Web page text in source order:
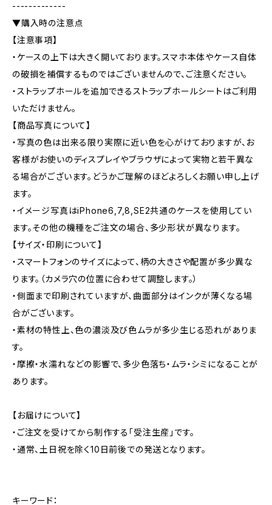
-------------
▼購入時の注意点
【注意事項】
・ケースの上下は大きく開いております。スマホ本体やケース自体
の破損を補償するものではございませんので、ご注意ください。
・ストラップホールを追加できるストラップホールシートはご利用
いただけません。
【商品写真について】
・写真の色は出来る限り実際に近い色を心がけておりますが、お
客様がお使いのディスプレイやブラウザによって実物と若干異な
る場合がございます。どうかご理解のほどよろしくお願い申し上げ
ます。
・イメージ写真はiPhone6,7,8,SE2共通のケースを使用してい
ます。その他の機種をご注文の場合、多少形状が異なります。
【サイズ・印刷について】
・スマートフォンのサイズによって、柄の大きさや配置が多少異な
ります。（カメラ穴の位置に合わせて調整します。）
・側面まで印刷されていますが、曲面部分はインクが薄くなる場
合がございます。
・素材の特性上、色の濃淡及び色ムラが多少生じる恐れがありま
す。
・摩擦・水濡れなどの影響で、多少色落ち・ムラ・シミになることが
あります。
【お届けについて】
・ご注文を受けてから制作する「受注生産」です。
・通常、土日祝を除く10日前後での発送となります。
キーワード：